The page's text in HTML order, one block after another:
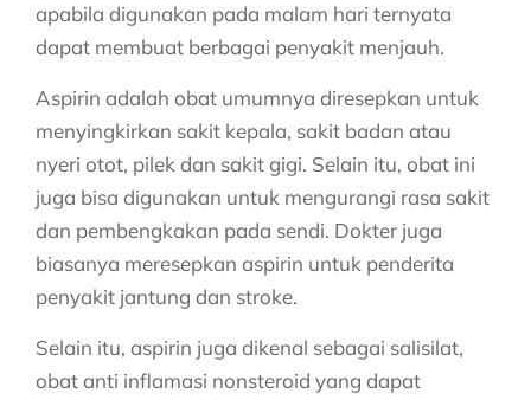
apabila digunakan pada malam hari ternyata
dapat membuat berbagai penyakit menjauh.
Aspirin adalah obat umumnya diresepkan untuk
menyingkirkan sakit kepala, sakit badan atau
nyeri otot, pilek dan sakit gigi. Selain itu, obat ini
juga bisa digunakan untuk mengurangi rasa sakit
dan pembengkakan pada sendi. Dokter juga
biasanya meresepkan aspirin untuk penderita
penyakit jantung dan stroke.
Selain itu, aspirin juga dikenal sebagai salisilat,
obat anti inflamasi nonsteroid yang dapat